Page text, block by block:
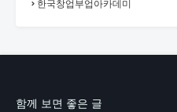
한국창업부업아카데미
함께 보면 좋은 글